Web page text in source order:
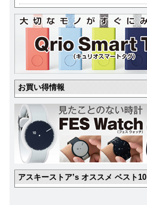
お買い得情報
アスキーストア’s オススメ ベスト10